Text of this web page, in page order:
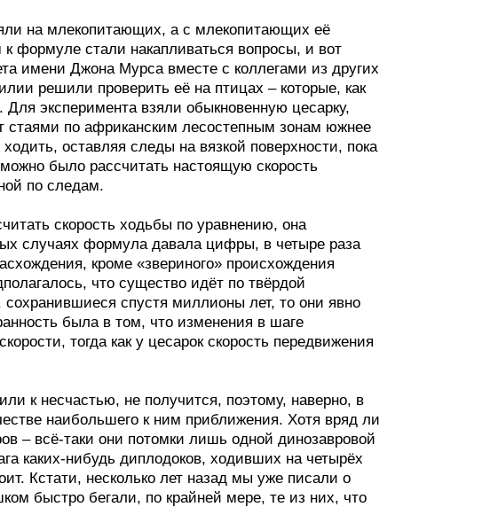
на млекопитающих, а с млекопитающих её
формуле стали накапливаться вопросы, и вот
имени Джона Мурса вместе с коллегами из других
решили проверить её на птицах – которые, как
эксперимента взяли обыкновенную цесарку,
стаями по африканским лесостепным зонам южнее
оставляя следы на вязкой поверхности, пока
было рассчитать настоящую скорость
по следам.
скорость ходьбы по уравнению, она
случаях формула давала цифры, в четыре раза
кроме «звериного» происхождения
что существо идёт по твёрдой
спустя миллионы лет, то они явно
была в том, что изменения в шаге
тогда как у цесарок скорость передвижения
к несчастью, не получится, поэтому, наверно, в
наибольшего к ним приближения. Хотя вряд ли
– всё-таки они потомки лишь одной динозавровой
каких-нибудь диплодоков, ходивших на четырёх
Кстати, несколько лет назад мы уже писали о
быстро бегали, по крайней мере, те из них, что